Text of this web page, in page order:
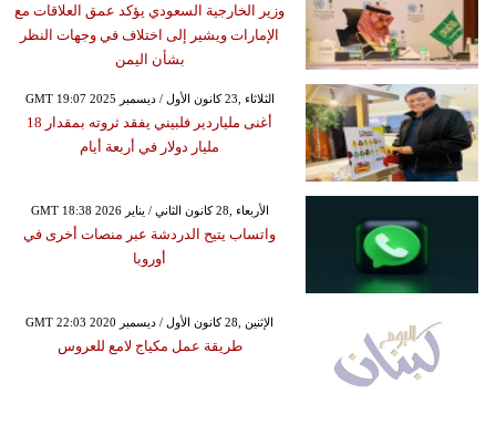
وزير الخارجية السعودي يؤكد عمق العلاقات مع
الإمارات ويشير إلى اختلاف في وجهات النظر
بشأن اليمن
GMT 19:07 2025 الثلاثاء ,23 كانون الأول / ديسمبر
أغنى ملياردير فلبيني يفقد ثروته بمقدار 18
مليار دولار في أربعة أيام
GMT 18:38 2026 الأربعاء ,28 كانون الثاني / يناير
واتساب يتيح الدردشة عبر منصات أخرى في
أوروبا
GMT 22:03 2020 الإثنين ,28 كانون الأول / ديسمبر
طريقة عمل مكياج لامع للعروس